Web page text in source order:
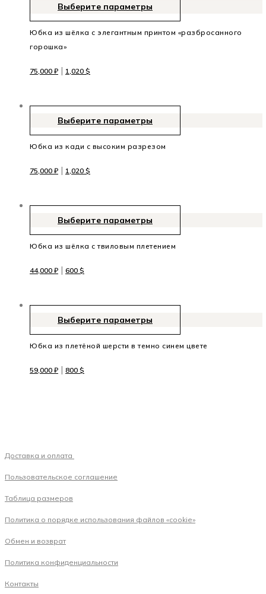
Выберите параметры
Юбка из шёлка с элегантным принтом «разбросанного
горошка»
75,000 ₽ | 1,020 $
Выберите параметры
Юбка из кади с высоким разрезом
75,000 ₽ | 1,020 $
Выберите параметры
Юбка из шёлка с твиловым плетением
44,000 ₽ | 600 $
Выберите параметры
Юбка из плетёной шерсти в темно синем цвете
59,000 ₽ | 800 $
Доставка и оплата
Пользовательское соглашение
Таблица размеров
Политика о порядке использования файлов «cookie»
Обмен и возврат
Политика конфиденциальности
Контакты